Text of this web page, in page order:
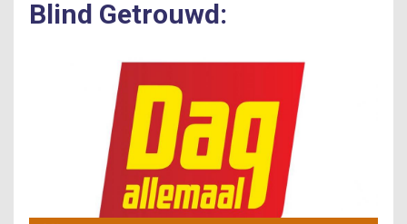
Blind Getrouwd: